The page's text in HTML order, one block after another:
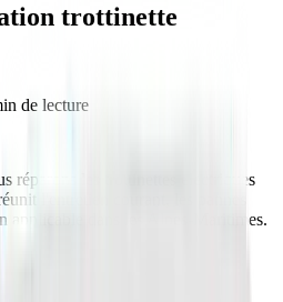
trottinette
de lecture
réparons les trottinettes électriques
l'entretien courant, les pannes
applicable dans les Alpes-Maritimes.